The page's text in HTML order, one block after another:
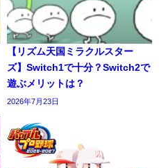
【リズム天国ミラクルスター
ズ】Switch1で十分？Switch2で
遊ぶメリットは？
2026年7月23日